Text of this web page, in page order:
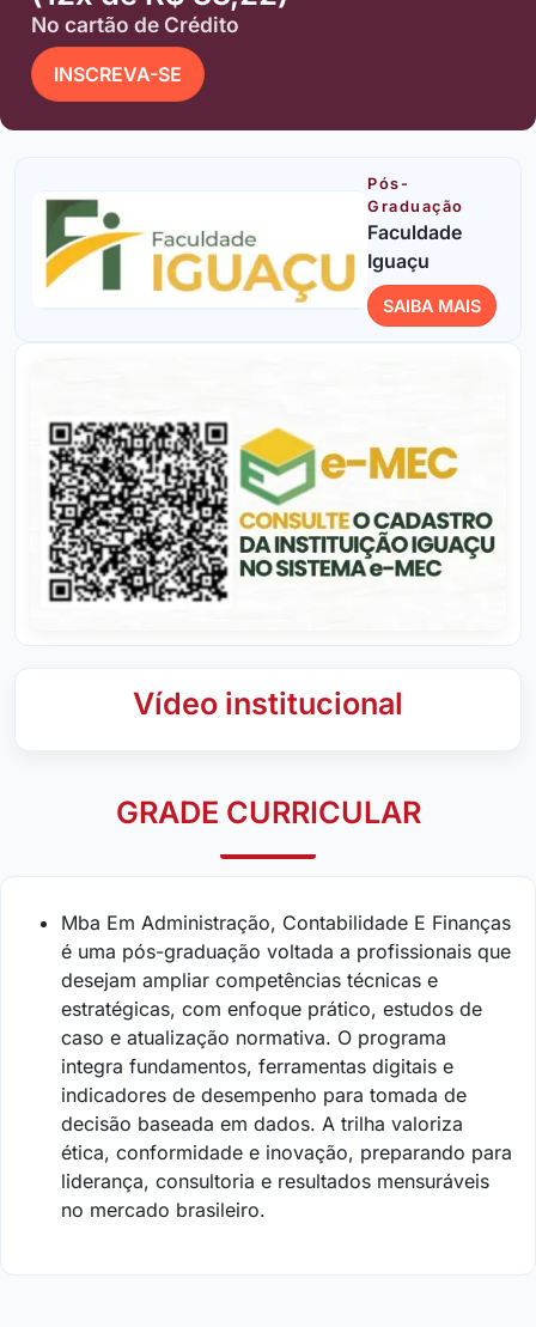
No cartão de Crédito
INSCREVA-SE
Pós-
Graduação
Faculdade
Iguaçu
SAIBA MAIS
Vídeo institucional
GRADE CURRICULAR
Mba Em Administração, Contabilidade E Finanças
é uma pós-graduação voltada a profissionais que
desejam ampliar competências técnicas e
estratégicas, com enfoque prático, estudos de
caso e atualização normativa. O programa
integra fundamentos, ferramentas digitais e
indicadores de desempenho para tomada de
decisão baseada em dados. A trilha valoriza
ética, conformidade e inovação, preparando para
liderança, consultoria e resultados mensuráveis
no mercado brasileiro.